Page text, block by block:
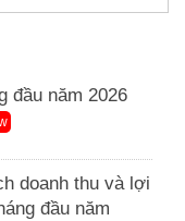
đầu năm 2026
doanh thu và lợi
đầu năm